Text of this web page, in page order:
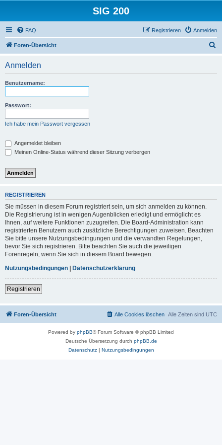
SIG 200
FAQ Anmelden
Registrieren
Foren-Übersicht
Anmelden
Benutzername:
Passwort:
Ich habe mein Passwort vergessen
Angemeldet bleiben
Meinen Online-Status während dieser Sitzung verbergen
REGISTRIEREN
Sie müssen in diesem Forum registriert sein, um sich anmelden zu können.
Die Registrierung ist in wenigen Augenblicken erledigt und ermöglicht es
Ihnen, auf weitere Funktionen zuzugreifen. Die Board-Administration kann
registrierten Benutzern auch zusätzliche Berechtigungen zuweisen. Beachten
Sie bitte unsere Nutzungsbedingungen und die verwandten Regelungen,
bevor Sie sich registrieren. Bitte beachten Sie auch die jeweiligen
Forenregeln, wenn Sie sich in diesem Board bewegen.
Nutzungsbedingungen | Datenschutzerklärung
Registrieren
Foren-Übersicht Alle Zeiten sind UTC
Alle Cookies löschen
Powered by phpBB® Forum Software © phpBB Limited
Deutsche Übersetzung durch phpBB.de
Datenschutz| Nutzungsbedingungen